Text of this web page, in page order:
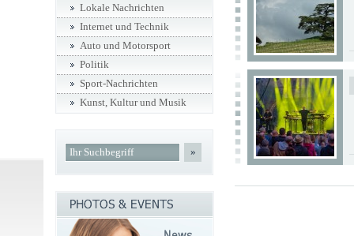
Lokale Nachrichten
Internet und Technik
Auto und Motorsport
Politik
Sport-Nachrichten
Kunst, Kultur und Musik
»